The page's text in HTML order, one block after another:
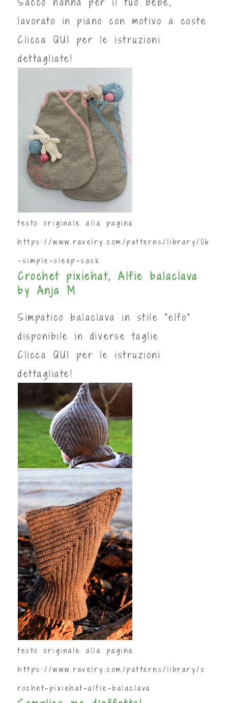
lavorato in piano con motivo a coste
Clicca QUI
per le istruzioni
dettagliate!
testo originale alla pagina
https://www.ravelry.com/patterns/library/06
-simple-sleep-sack
Crochet pixiehat, Alfie balaclava
by Anja M
Simpatico balaclava in stile "elfo"
disponibile in diverse taglie
Clicca QUI
per le istruzioni
dettagliate!
testo originale alla pagina
https://www.ravelry.com/patterns/library/c
rochet-pixiehat-alfie-balaclava